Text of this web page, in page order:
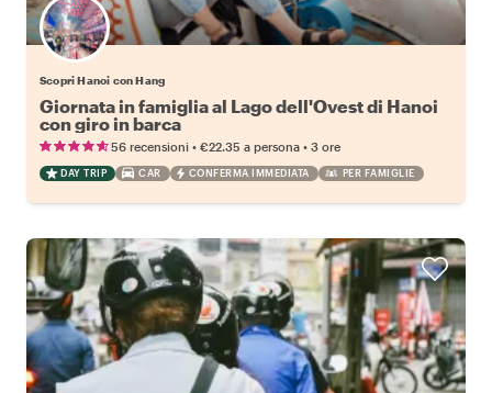
Scopri Hanoi con Hang
Giornata in famiglia al Lago dell'Ovest di Hanoi
con giro in barca
56 recensioni • €22.35 a persona • 3 ore
DAY TRIP CAR CONFERMA IMMEDIATA PER FAMIGLIE